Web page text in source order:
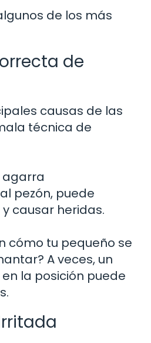
de los más
de
causas de las
técnica de
agarra
pezón, puede
causar heridas.
cómo tu pequeño se
A veces, un
la posición puede